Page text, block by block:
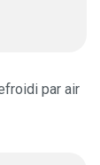
par air